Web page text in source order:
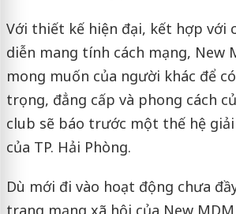
Với thiết kế hiện đại, kết hợp với
diễn mang tính cách mạng, New
mong muốn của người khác để
trọng, đẳng cấp và phong cách
club sẽ báo trước một thế hệ
của TP. Hải Phòng.
Dù mới đi vào hoạt động chưa
trang m‌ạng xã hội của New